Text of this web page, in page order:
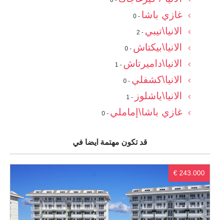
غازي باشا - 0
الانيا\تيبي - 2
الانيا\بيكتاش - 0
الانيا\داميرتاش - 1
الانيا\كشفلي - 0
الانيا\ياشلوز - 1
غازي باشا\إماملي - 0
قد تكون مهتمة ايضا في
€ 243.000